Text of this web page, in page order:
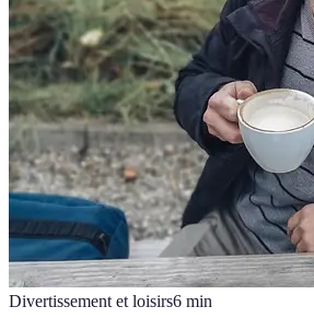
Divertissement et loisirs6 min